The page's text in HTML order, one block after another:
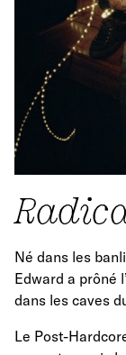
Né dans les
Edward a prôné
dans les caves
Le Post-